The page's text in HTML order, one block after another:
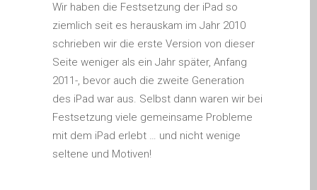
es (Español)
Acérrimos fans de Apple
para siempre!
Batería de repuesto para
su iPhone y iPad
Wir haben die Festsetzung der iPad so
ziemlich seit es herauskam im Jahr 2010
schrieben wir die erste Version von dieser
Seite weniger als ein Jahr später, Anfang
2011-, bevor auch die zweite Generation
des iPad war aus. Selbst dann waren wir bei
Festsetzung viele gemeinsame Probleme
mit dem iPad erlebt … und nicht wenige
seltene und Motiven!